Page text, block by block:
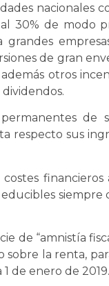
nacionales
30% de modo
grandes
de gran
otros
de
respecto sus
costes
de “amnistía
la renta,
de enero de 2019.